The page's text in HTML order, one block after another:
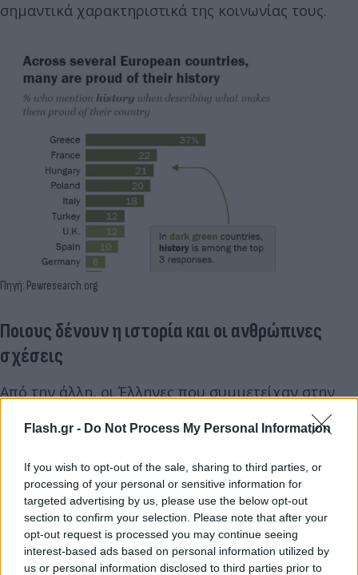
Flash.gr - Do Not Process My Personal Information
If you wish to opt-out of the sale, sharing to third parties, or
processing of your personal or sensitive information for
targeted advertising by us, please use the below opt-out
section to confirm your selection. Please note that after your
opt-out request is processed you may continue seeing
interest-based ads based on personal information utilized by
us or personal information disclosed to third parties prior to
σημαντικά χαρακτηριστικά της κοινωνίας τους.
Πηγή: Pewresearch.org
Ποιους δένουν η ιστορία και οι ανθρώπινες
σχέσεις
Από την άλλη, οι Έλληνες που συμμετείχαν στην
έρευνα απάντησαν ότι στοιχείο που τους κάνει
ιδιαίτερα υπερήφανους σε σχέση με τις άλλες
τον πολιτισμό της χώρας. Πολλοί αναφέρονται
στην αρχαία Ελλάδα, στους φιλοσόφους και στα
επιτεύγματα των προγόνων τους, θεωρώντας πως η
ιστορική κληρονομιά της χώρας αποτελεί ένα από
τα σημαντικότερα στοιχεία της ταυτότητάς τους.